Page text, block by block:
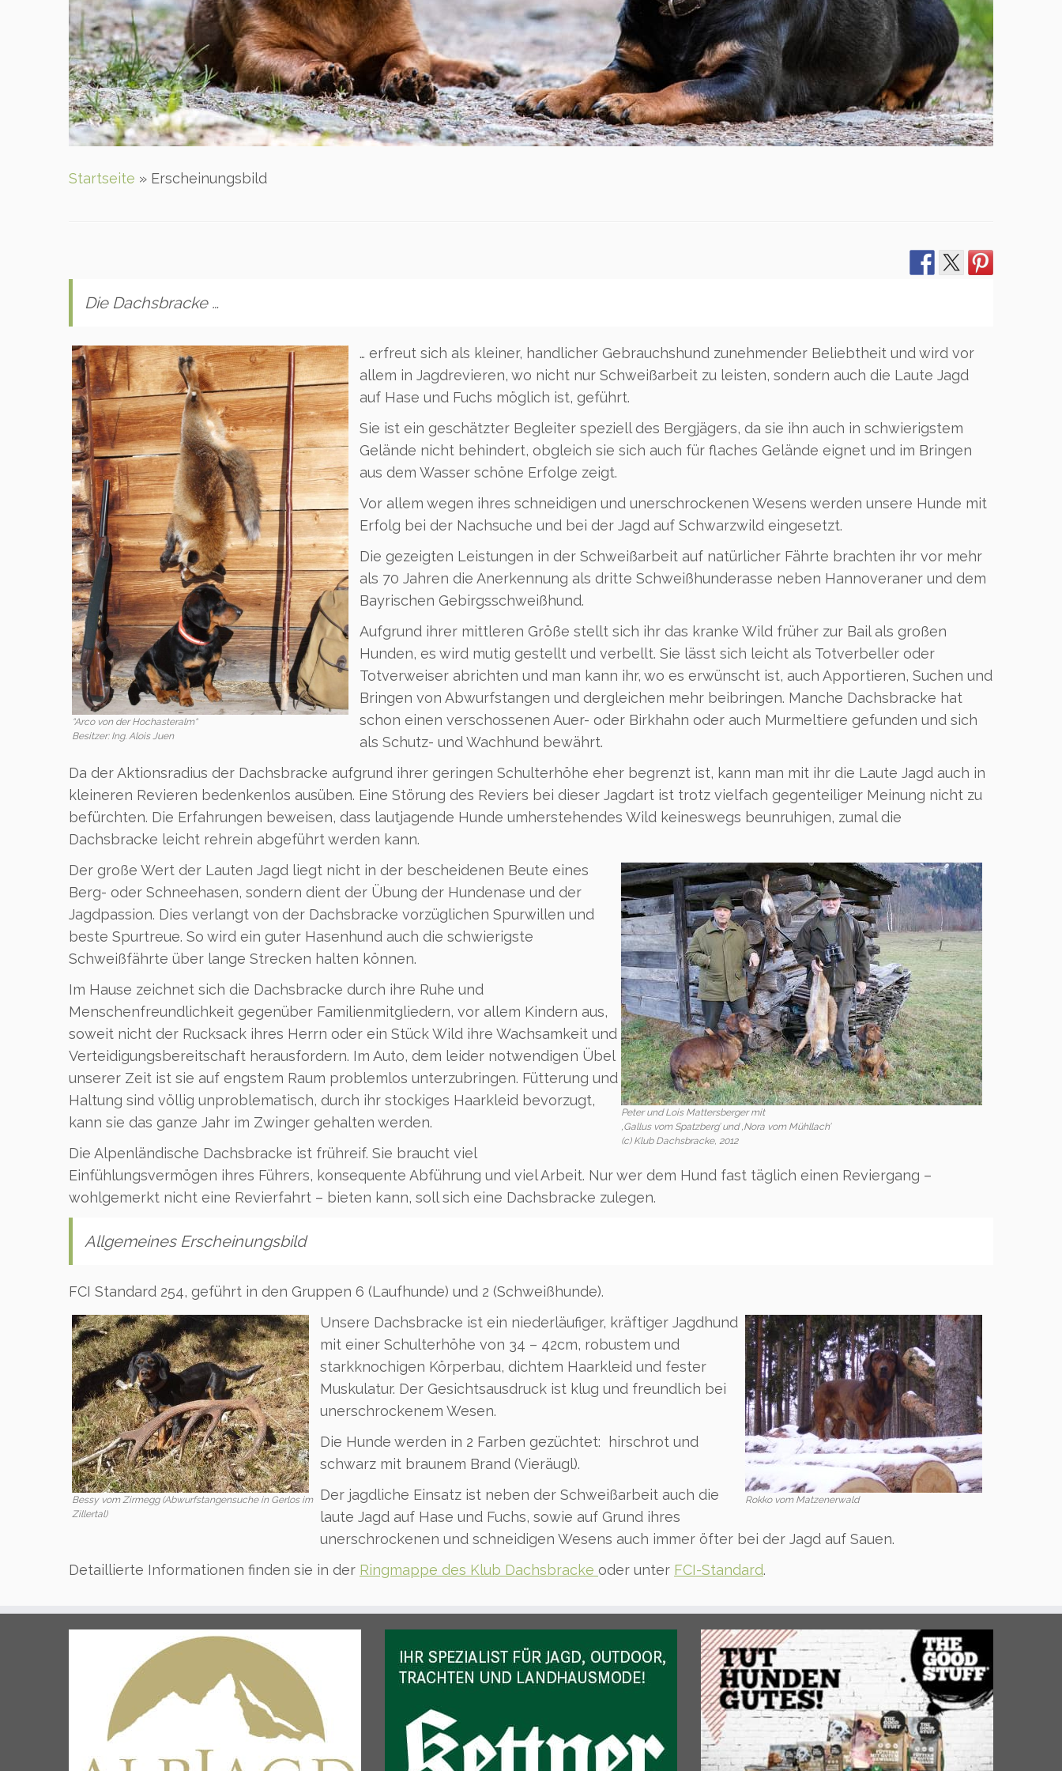
Startseite » Erscheinungsbild
Die Dachsbracke …
“Arco von der Hochasteralm“
Besitzer: Ing. Alois Juen
… erfreut sich als kleiner, handlicher Gebrauchshund zunehmender Beliebtheit und wird vor
allem in Jagdrevieren, wo nicht nur Schweißarbeit zu leisten, sondern auch die Laute Jagd
auf Hase und Fuchs möglich ist, geführt.
Sie ist ein geschätzter Begleiter speziell des Bergjägers, da sie ihn auch in schwierigstem
Gelände nicht behindert, obgleich sie sich auch für flaches Gelände eignet und im Bringen
aus dem Wasser schöne Erfolge zeigt.
Vor allem wegen ihres schneidigen und unerschrockenen Wesens werden unsere Hunde mit
Erfolg bei der Nachsuche und bei der Jagd auf Schwarzwild eingesetzt.
Die gezeigten Leistungen in der Schweißarbeit auf natürlicher Fährte brachten ihr vor mehr
als 70 Jahren die Anerkennung als dritte Schweißhunderasse neben Hannoveraner und dem
Bayrischen Gebirgsschweißhund.
Aufgrund ihrer mittleren Größe stellt sich ihr das kranke Wild früher zur Bail als großen
Hunden, es wird mutig gestellt und verbellt. Sie lässt sich leicht als Totverbeller oder
Totverweiser abrichten und man kann ihr, wo es erwünscht ist, auch Apportieren, Suchen und
Bringen von Abwurfstangen und dergleichen mehr beibringen. Manche Dachsbracke hat
schon einen verschossenen Auer- oder Birkhahn oder auch Murmeltiere gefunden und sich
als Schutz- und Wachhund bewährt.
Da der Aktionsradius der Dachsbracke aufgrund ihrer geringen Schulterhöhe eher begrenzt ist, kann man mit ihr die Laute Jagd auch in
kleineren Revieren bedenkenlos ausüben. Eine Störung des Reviers bei dieser Jagdart ist trotz vielfach gegenteiliger Meinung nicht zu
befürchten. Die Erfahrungen beweisen, dass lautjagende Hunde umherstehendes Wild keineswegs beunruhigen, zumal die
Dachsbracke leicht rehrein abgeführt werden kann.
Peter und Lois Mattersberger mit
‚Gallus vom Spatzberg’ und ‚Nora vom Mühllach’
(c) Klub Dachsbracke, 2012
Der große Wert der Lauten Jagd liegt nicht in der bescheidenen Beute eines
Berg- oder Schneehasen, sondern dient der Übung der Hundenase und der
Jagdpassion. Dies verlangt von der Dachsbracke vorzüglichen Spurwillen und
beste Spurtreue. So wird ein guter Hasenhund auch die schwierigste
Schweißfährte über lange Strecken halten können.
Im Hause zeichnet sich die Dachsbracke durch ihre Ruhe und
Menschenfreundlichkeit gegenüber Familienmitgliedern, vor allem Kindern aus,
soweit nicht der Rucksack ihres Herrn oder ein Stück Wild ihre Wachsamkeit und
Verteidigungsbereitschaft herausfordern. Im Auto, dem leider notwendigen Übel
unserer Zeit ist sie auf engstem Raum problemlos unterzubringen. Fütterung und
Haltung sind völlig unproblematisch, durch ihr stockiges Haarkleid bevorzugt,
kann sie das ganze Jahr im Zwinger gehalten werden.
Die Alpenländische Dachsbracke ist frühreif. Sie braucht viel
Einfühlungsvermögen ihres Führers, konsequente Abführung und viel Arbeit. Nur wer dem Hund fast täglich einen Reviergang –
wohlgemerkt nicht eine Revierfahrt – bieten kann, soll sich eine Dachsbracke zulegen.
Allgemeines Erscheinungsbild
FCI Standard 254, geführt in den Gruppen 6 (Laufhunde) und 2 (Schweißhunde).
Bessy vom Zirmegg (Abwurfstangensuche in Gerlos im
Zillertal)
Rokko vom Matzenerwald
Unsere Dachsbracke ist ein niederläufiger, kräftiger Jagdhund
mit einer Schulterhöhe von 34 – 42cm, robustem und
starkknochigen Körperbau, dichtem Haarkleid und fester
Muskulatur. Der Gesichtsausdruck ist klug und freundlich bei
unerschrockenem Wesen.
Die Hunde werden in 2 Farben gezüchtet: ­ hirschrot und
schwarz mit braunem Brand (Vieräugl).
Der jagdliche Einsatz ist neben der Schweißarbeit auch die
laute Jagd auf Hase und Fuchs, sowie auf Grund ihres
unerschrockenen und schneidigen Wesens auch immer öfter bei der Jagd auf Sauen.
Detaillierte Informationen finden sie in der Ringmappe des Klub Dachsbracke oder unter FCI-Standard.